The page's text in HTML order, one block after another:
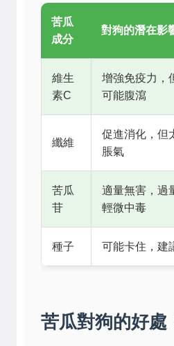
苦瓜
成分
對狗的潛在影
維生
素C
增強免疫力，
可能腹瀉
纖維
促進消化，但
脹氣
苦瓜
苷
適量無害，過
輕微中毒
種子 可能卡住，建
苦瓜對狗的好處